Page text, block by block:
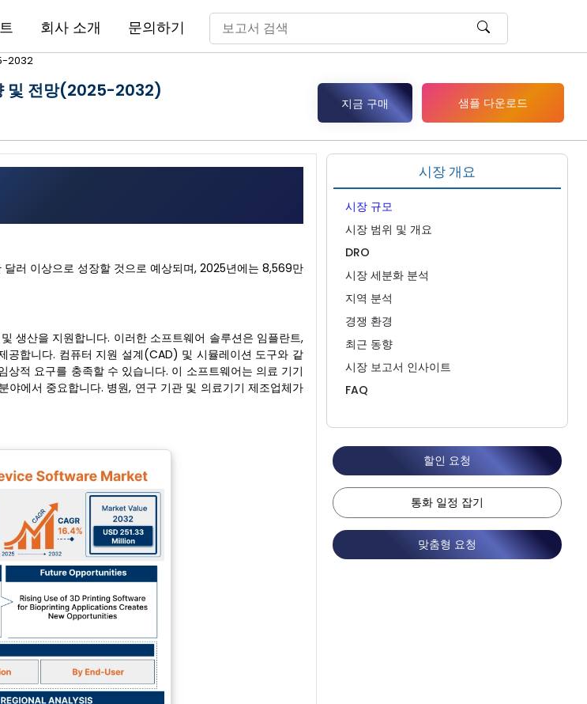
회사 소개 문의하기
2032
및 전망(2025-2032)
지금 구매 샘플 다운로드
러 이상으로 성장할 것으로 예상되며, 2025년에는 8,569만
생산을 지원합니다. 이러한 소프트웨어 솔루션은 임플란트,
공합니다. 컴퓨터 지원 설계(CAD) 및 시뮬레이션 도구와 같
적 요구를 충족할 수 있습니다. 이 소프트웨어는 의료 기기
에서 중요합니다. 병원, 연구 기관 및 의료기기 제조업체가
시장 개요
시장 규모
시장 범위 및 개요
DRO
시장 세분화 분석
지역 분석
경쟁 환경
최근 동향
시장 보고서 인사이트
FAQ
할인 요청
통화 일정 잡기
맞춤형 요청